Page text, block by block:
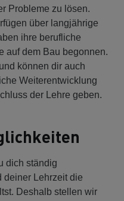
Probleme zu lösen.
über langjährige
ihre berufliche
auf dem Bau begonnen.
können dir auch
Weiterentwicklung
der Lehre geben.
dich ständig
deiner Lehrzeit die
Deshalb stellen wir